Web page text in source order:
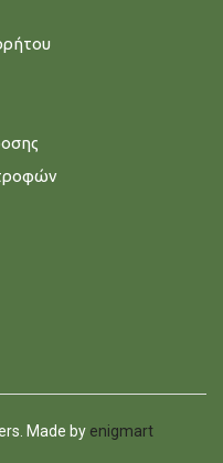
Made by enigmart